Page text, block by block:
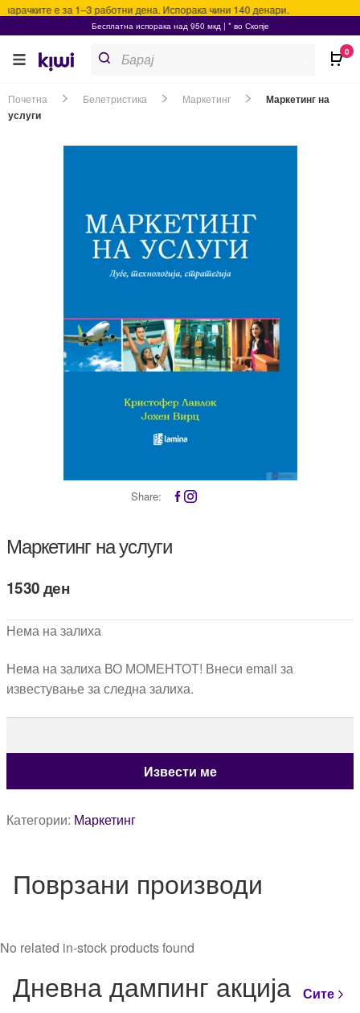
е за 1–3 работни дена. Испорака чини 140 денари.
Бесплатна испорака над 950 мкд | * во Скопје
search
Почетна Белетристика Маркетинг
Маркетинг на
услуги
Share:
Маркетинг на услуги
1530ден
Нема на залиха
Нема на залиха ВО МОМЕНТОТ! Внеси email за
известување за следна залиха.
Категории: Маркетинг
Поврзани производи
No related in-stock products found
Дневна дампинг акција Сите
0